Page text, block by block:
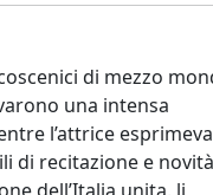
di mezzo
una intensa
l’attrice esprimeva
di recitazione e novità